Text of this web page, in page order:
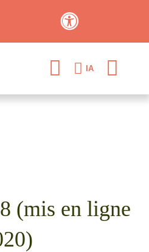
IA
(mis en ligne